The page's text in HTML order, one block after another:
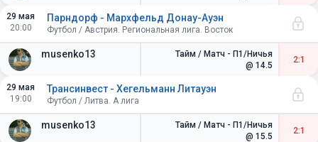
29 мая
20:00
musenko13
Парндорф - Мархфельд Донау-Ауэн
Футбол / Австрия. Региональная лига. Восток
Тайм / Матч - П1/Ничья
@ 14.5
2:1
29 мая
19:00
musenko13
Трансинвест - Хегельманн Литауэн
Футбол / Литва. А лига
Тайм / Матч - П1/Ничья
@ 15.5
2:1